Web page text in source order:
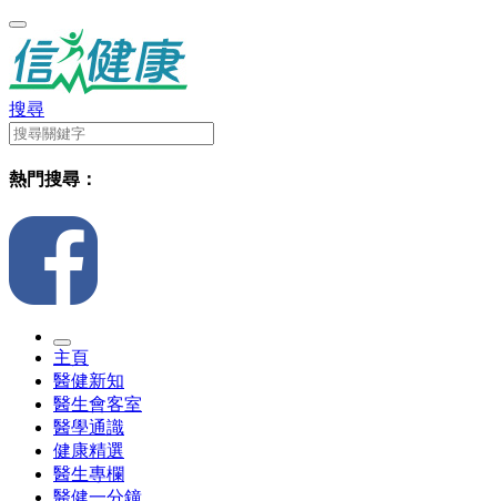
搜尋
熱門搜尋：
主頁
醫健新知
醫生會客室
醫學通識
健康精選
醫生專欄
醫健一分鐘